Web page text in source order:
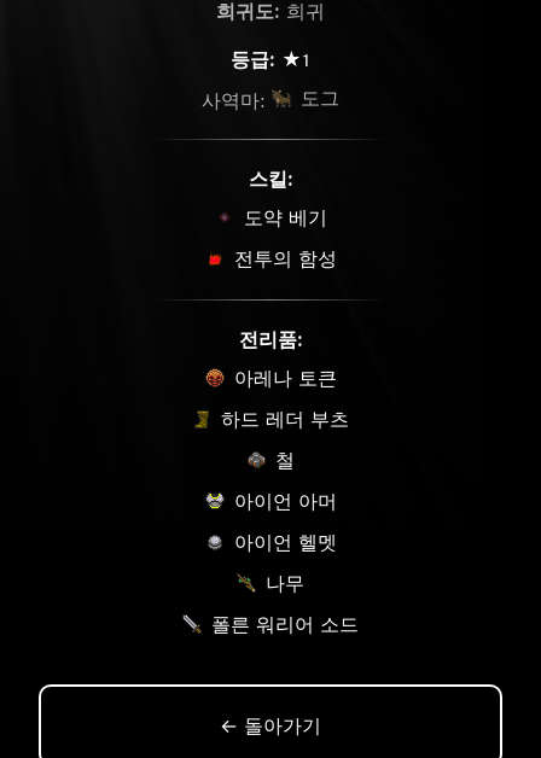
희귀도: 희귀
등급: ★1
사역마:
도그
스킬:
도약 베기
전투의 함성
전리품:
아레나 토큰
하드 레더 부츠
철
아이언 아머
아이언 헬멧
나무
폴른 워리어 소드
← 돌아가기